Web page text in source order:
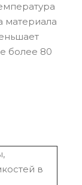
материала
более 80
в